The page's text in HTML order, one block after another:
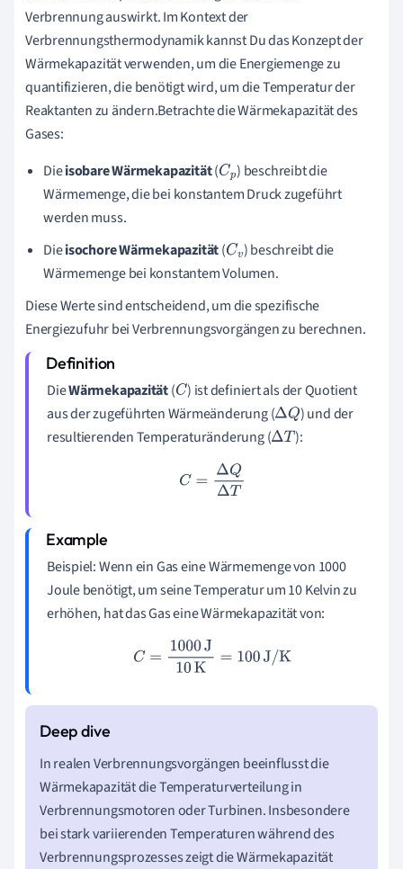
Verbrennung auswirkt. Im Kontext der
Verbrennungsthermodynamik kannst Du das Konzept der
Wärmekapazität verwenden, um die Energiemenge zu
quantifizieren, die benötigt wird, um die Temperatur der
Reaktanten zu ändern.Betrachte die Wärmekapazität des
Gases:
Dieisobare Wärmekapazität(Cp) beschreibt die
Wärmemenge, die bei konstantem Druck zugeführt
werden muss.
Dieisochore Wärmekapazität(Cv ) beschreibt die
Wärmemenge bei konstantem Volumen.
Diese Werte sind entscheidend, um die spezifische
Energiezufuhr bei Verbrennungsvorgängen zu berechnen.
DieWärmekapazität(C ) ist definiert als der Quotient
aus der zugeführten Wärmeänderung (ΔQ ) und der
resultierenden Temperaturänderung (ΔT ):
C =Δ QΔT
Beispiel: Wenn ein Gas eine Wärmemenge von 1000
Joule benötigt, um seine Temperatur um 10 Kelvin zu
erhöhen, hat das Gas eine Wärmekapazität von:
C= 1000J10 K=100J/K
In realen Verbrennungsvorgängen beeinflusst die
Wärmekapazität die Temperaturverteilung in
Verbrennungsmotoren oder Turbinen. Insbesondere
bei stark variierenden Temperaturen während des
Verbrennungsprozesses zeigt die Wärmekapazität